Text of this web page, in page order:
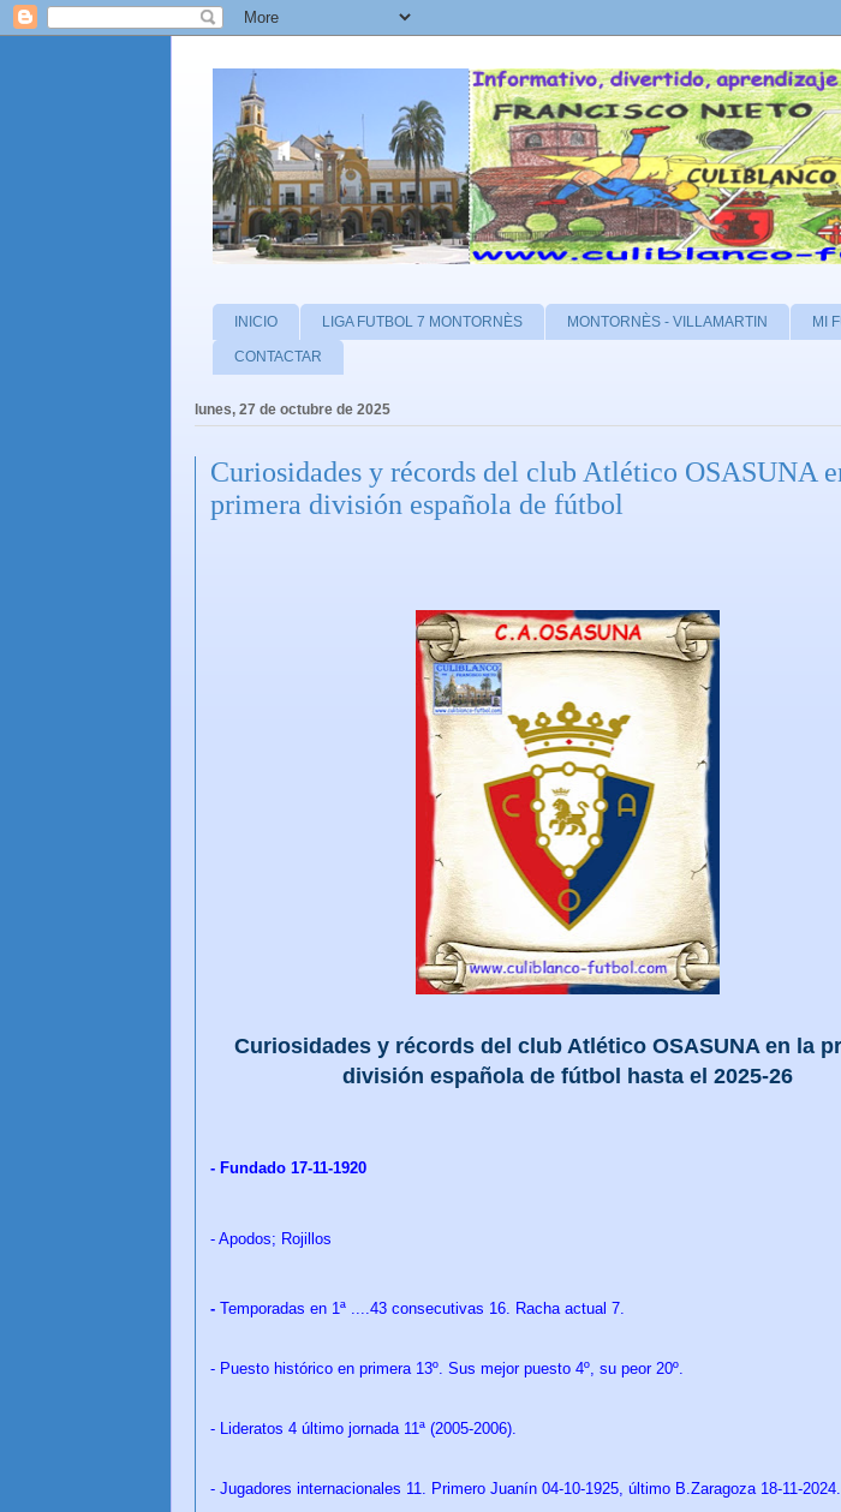
INICIO LIGA FUTBOL 7 MONTORNÈS MONTORNÈS - VILLAMARTIN MI
CONTACTAR
lunes, 27 de octubre de 2025
Curiosidades y récords del club Atlético OSASUNA
primera división española de fútbol
Curiosidades y récords del club Atlético OSASUNA en la
división española de fútbol hasta el 2025-26
- Fundado 17-11-1920
- Apodos; Rojillos
- Temporadas en 1ª ....43 consecutivas 16. Racha actual 7.
- Puesto histórico en primera 13º. Sus mejor puesto 4º, su peor 20º.
- Lideratos 4 último jornada 11ª (2005-2006).
- Jugadores internacionales 11. Primero Juanín 04-10-1925, último B.Zaragoza 18-11-2024.
CULIBLANCO por